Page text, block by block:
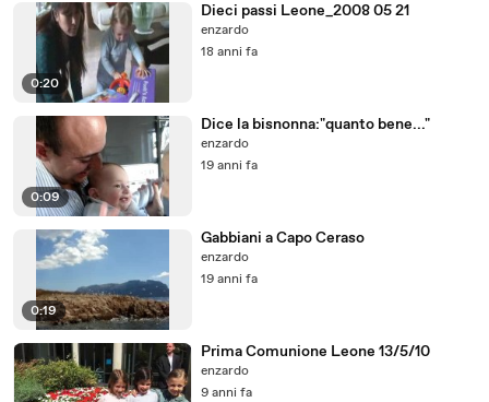
0:20
Dieci passi Leone_2008 05 21
enzardo
18 anni fa
0:09
Dice la bisnonna:"quanto bene..."
enzardo
19 anni fa
0:19
Gabbiani a Capo Ceraso
enzardo
19 anni fa
Prima Comunione Leone 13/5/10
enzardo
9 anni fa